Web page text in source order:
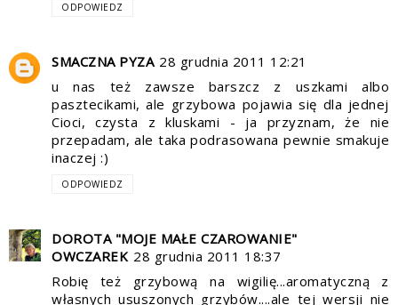
ODPOWIEDZ
SMACZNA PYZA 28 grudnia 2011 12:21
u nas też zawsze barszcz z uszkami albo
pasztecikami, ale grzybowa pojawia się dla jednej
Cioci, czysta z kluskami - ja przyznam, że nie
przepadam, ale taka podrasowana pewnie smakuje
inaczej :)
ODPOWIEDZ
DOROTA "MOJE MAŁE CZAROWANIE"
OWCZAREK 28 grudnia 2011 18:37
Robię też grzybową na wigilię...aromatyczną z
własnych ususzonych grzybów....ale tej wersji nie